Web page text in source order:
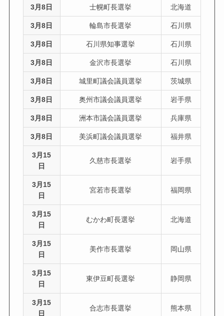
3月8日 士幌町長選挙 北海道
3月8日 輪島市長選挙 石川県
3月8日 石川県知事選挙 石川県
3月8日 金沢市長選挙 石川県
3月8日 城里町議会議員選挙 茨城県
3月8日 奥州市議会議員選挙 岩手県
3月8日 洲本市議会議員選挙 兵庫県
3月8日 美浜町議会議員選挙 福井県
3月15
日
久慈市長選挙 岩手県
3月15
日
宮若市長選挙 福岡県
3月15
日
むかわ町長選挙 北海道
3月15
日
美作市長選挙 岡山県
3月15
日
東伊豆町長選挙 静岡県
3月15
日
合志市長選挙 熊本県